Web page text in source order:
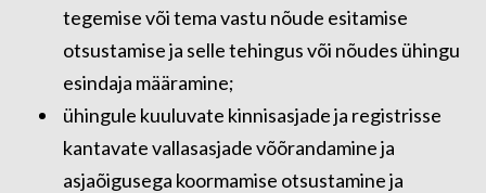
tegemise või tema vastu nõude esitamise
otsustamise ja selle tehingus või nõudes ühingu
esindaja määramine;
ühingule kuuluvate kinnisasjade ja registrisse
kantavate vallasasjade võõrandamine ja
asjaõigusega koormamise otsustamine ja